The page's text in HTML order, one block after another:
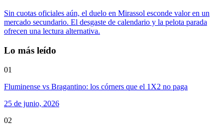
Sin cuotas oficiales aún, el duelo en Mirassol esconde valor en un
mercado secundario. El desgaste de calendario y la pelota parada
ofrecen una lectura alternativa.
Lo más leído
01
Fluminense vs Bragantino: los córners que el 1X2 no paga
25 de junio, 2026
02